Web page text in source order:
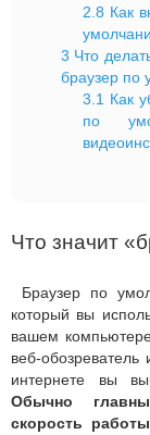
2.8 Как
3 Что
браузер по
3.1 Как
по
Что значит
Браузер по
который вы
вашем
веб-
интернете вы
Обычно
скорость